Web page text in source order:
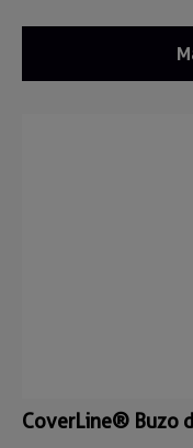
CoverLine® Buzo